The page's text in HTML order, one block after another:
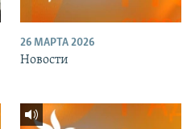
26 МАРТА 2026
Новости